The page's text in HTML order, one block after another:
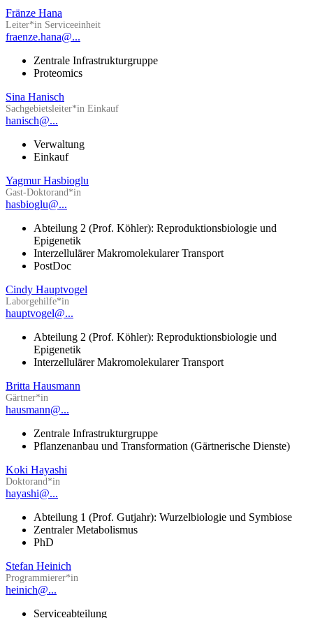
Fränze Hana
Leiter*in Serviceeinheit
fraenze.hana@...
Zentrale Infrastrukturgruppe
Proteomics
Sina Hanisch
Sachgebietsleiter*in Einkauf
hanisch@...
Verwaltung
Einkauf
Yagmur Hasbioglu
Gast-Doktorand*in
hasbioglu@...
Abteilung 2 (Prof. Köhler): Reproduktionsbiologie und
Epigenetik
Interzellulärer Makromolekularer Transport
PostDoc
Cindy Hauptvogel
Laborgehilfe*in
hauptvogel@...
Abteilung 2 (Prof. Köhler): Reproduktionsbiologie und
Epigenetik
Interzellulärer Makromolekularer Transport
Britta Hausmann
Gärtner*in
hausmann@...
Zentrale Infrastrukturgruppe
Pflanzenanbau und Transformation (Gärtnerische Dienste)
Koki Hayashi
Doktorand*in
hayashi@...
Abteilung 1 (Prof. Gutjahr): Wurzelbiologie und Symbiose
Zentraler Metabolismus
PhD
Stefan Heinich
Programmierer*in
heinich@...
Serviceabteilung